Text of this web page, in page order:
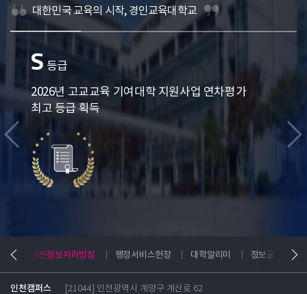
대한민국 교육의 시작, 경인교육대학교
S 등급
2026년 고교교육 기여대학 지원사업 연차평가
최고 등급 획득
G-
개인정보처리방침 행정서비스헌장 대학알리미 정보공개
인천캠퍼스 [21044] 인천광역시 계양구 계산로 62